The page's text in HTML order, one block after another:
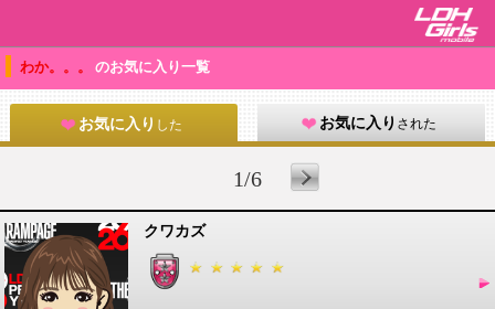
わか。。。 のお気に入り一覧
お気に入り した お気に入り された
1/6
クワカズ